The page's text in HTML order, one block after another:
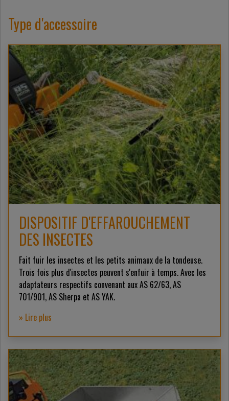
Type d'accessoire
DISPOSITIF D'EFFAROUCHEMENT
DES INSECTES
Fait fuir les insectes et les petits animaux de la tondeuse.
Trois fois plus d'insectes peuvent s'enfuir à temps. Avec les
adaptateurs respectifs convenant aux AS 62/63, AS
701/901, AS Sherpa et AS YAK.
» Lire plus